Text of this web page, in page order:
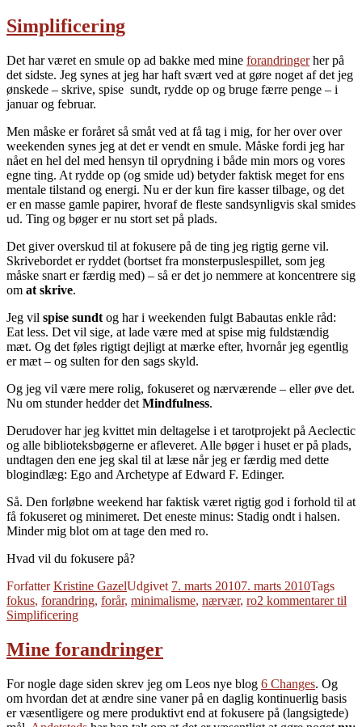
Simplificering
Det har været en smule op ad bakke med mine forandringerher på
det sidste. Jeg synes at jeg har haft svært ved at gøre noget af det jeg
ønskede – skrive, spise sundt, rydde op og bruge færre penge – i
januar og februar.
Men måske er foråret så småt ved at få tag i mig, for her over over
weekenden synes jeg at det er vendt en smule. Måske fordi jeg har
nået en hel del med hensyn til oprydning i både min mors og vores
egne ting. At rydde op (og smide ud) betyder faktisk meget for ens
mentale tilstand og energi. Nu er der kun fire kasser tilbage, og det
er en masse gamle papirer, hvoraf de fleste sandsynligvis skal smides
ud. Ting og bøger er nu stort set på plads.
Det giver overskud til at fokusere på de ting jeg rigtig gerne vil.
Skrivebordet er ryddet (bortset fra monsterpuslespillet, som jeg
måske snart er færdig med) – så er det jo nemmere at koncentrere sig
om at skrive.
Jeg vil spise sundt og har i weekenden fulgt Babautas enkle råd:
Eat less. Det vil sige, at lade være med at spise mig fuldstændig
mæt. Og det føles rigtigt dejligt at mærke efter, hvornår jeg egentlig
er mæt – og sulten for den sags skyld.
Og jeg vil være mere rolig, fokuseret og nærværende – eller øve det.
Nu om stunder hedder det Mindfulness.
Derudover har jeg kvittet min deltagelse i et tarotprojekt på Aeclectic
og alle biblioteksbøgerne er afleveret. Alle bøger i huset er på plads,
undtagen den ene jeg skal til at læse når jeg er færdig med dette
blogindlæg: Ego and Archetype af Edward F. Edinger.
Så. Den forløbne weekend har faktisk været rigtig god i forhold til at
få fokuseret og minimeret. Det eneste minus: Stadig ondt i halsen.
Minder mig blot om at tage den med ro.
Hvad vil du fokusere på?
ForfatterKristine GazelUdgivet 7. marts 20107. marts 2010Tags
fokus, forandring, forår, minimalisme, nærvær, ro2 kommentarertil
Simplificering
Mine forandringer
For nogle dage siden skrev jeg om Leos nye blog 6 Changes. Og
om hvordan det at ændre sine vaner på en daglig kontinuerlig basis
er væsentligere og mere produktivt end at fokusere på (langsigtede)